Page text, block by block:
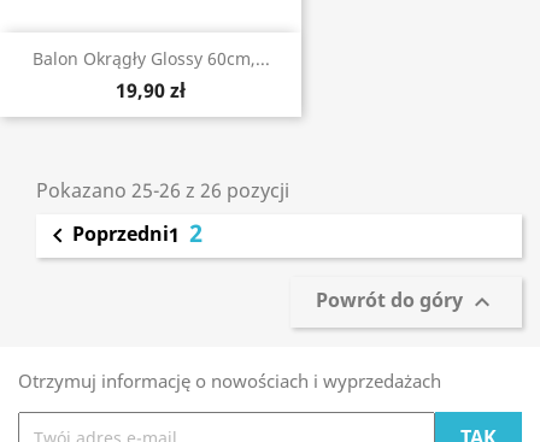
Balon Okrągły Glossy 60cm,...
19,90 zł
Pokazano 25-26 z 26 pozycji
 Poprzedni1 2
Powrót do góry 
Otrzymuj informację o nowościach i wyprzedażach